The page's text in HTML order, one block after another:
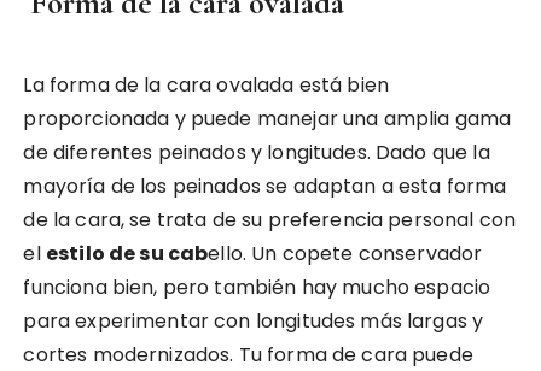
La forma de la cara ovalada está bien
proporcionada y puede manejar una amplia gama
de diferentes peinados y longitudes. Dado que la
mayoría de los peinados se adaptan a esta forma
de la cara, se trata de su preferencia personal con
el estilo de su cabello. Un copete conservador
funciona bien, pero también hay mucho espacio
para experimentar con longitudes más largas y
cortes modernizados. Tu forma de cara puede